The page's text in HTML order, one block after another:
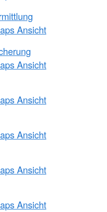
Ansicht
Ansicht
Ansicht
Ansicht
Ansicht
Ansicht